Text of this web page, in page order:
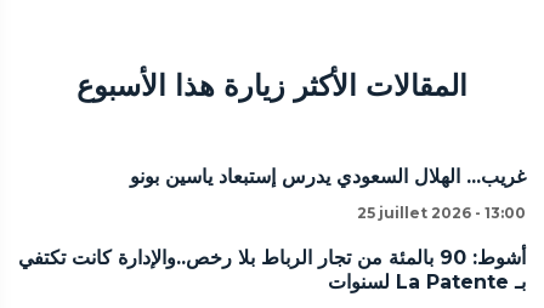
المقالات الأكثر زيارة هذا الأسبوع
غريب... الهلال السعودي يدرس إستبعاد ياسين بونو
25 juillet 2026 - 13:00
أشوط: 90 بالمئة من تجار الرباط بلا رخص..والإدارة كانت تكتفي
بـ La Patente لسنوات